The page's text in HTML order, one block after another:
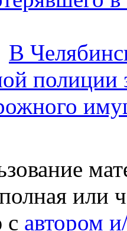
В
или
с автором